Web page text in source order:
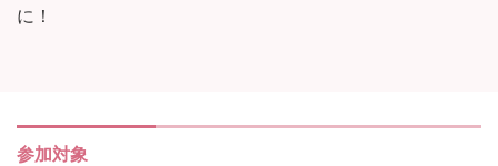
に！
参加対象